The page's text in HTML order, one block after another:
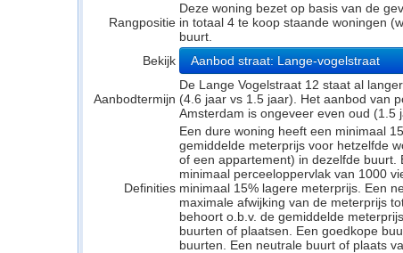
Rangpositie
Deze woning bezet op basis van de
in totaal 4 te koop staande woningen
buurt.
Bekijk
Aanbod straat: Lange-vogelstraat
Aanbodtermijn
De Lange Vogelstraat 12 staat al
(4.6 jaar vs 1.5 jaar). Het aanbod van
Amsterdam is ongeveer even oud (1.5
Definities
Een dure woning heeft een minimaal
gemiddelde meterprijs voor hetzelfde
of een appartement) in dezelfde buurt.
minimaal perceeloppervlak van 1000
minimaal 15% lagere meterprijs. Een
maximale afwijking van de meterprijs
behoort o.b.v. de gemiddelde
buurten of plaatsen. Een goedkope
buurten. Een neutrale buurt of plaats